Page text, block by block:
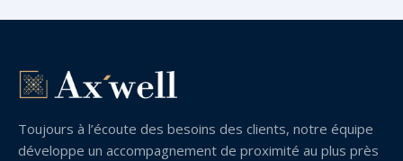
Toujours à l’écoute des besoins des clients, notre équipe
développe un accompagnement de proximité au plus près